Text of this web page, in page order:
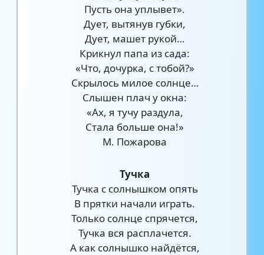
Пусть она уплывет».
Дует, вытянув губки,
Дует, машет рукой…
Крикнул папа из сада:
«Что, дочурка, с тобой?»
Скрылось милое солнце…
Слышен плач у окна:
«Ах, я тучу раздула,
Стала больше она!»
М. Пожарова
Тучка
Тучка с солнышком опять
В прятки начали играть.
Только солнце спрячется,
Тучка вся расплачется.
А как солнышко найдётся,